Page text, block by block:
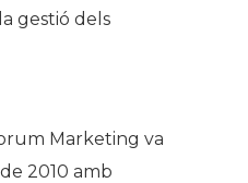
gestió dels
Marketing va
2010 amb